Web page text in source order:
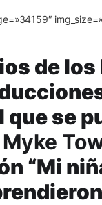
de los
que se
Myke
“Mi